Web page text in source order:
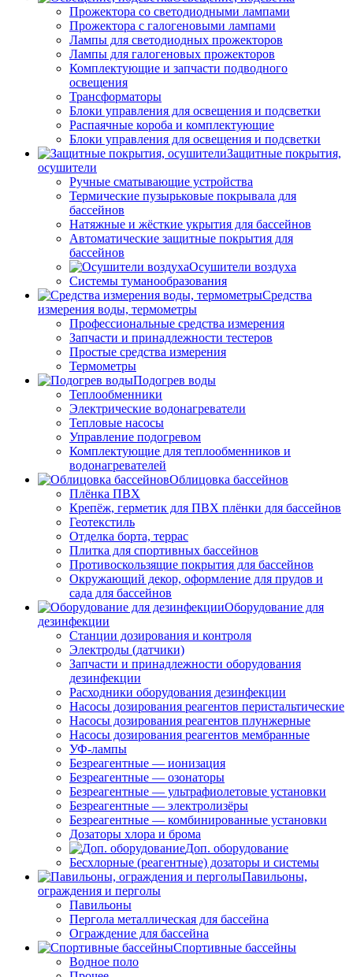
Прожектора со светодиодными лампами
Прожектора с галогеновыми лампами
Лампы для светодиодных прожекторов
Лампы для галогеновых прожекторов
Комплектующие и запчасти подводного
освещения
Трансформаторы
Блоки управления для освещения и подсветки
Распаячные короба и комплектующие
Блоки управления для освещения и подсветки
Защитные покрытия,
осушители
Ручные сматывающие устройства
Термические пузырьковые покрывала для
бассейнов
Натяжные и жёсткие укрытия для бассейнов
Автоматические защитные покрытия для
бассейнов
Осушители воздуха
Системы туманообразования
Средства
измерения воды, термометры
Профессиональные средства измерения
Запчасти и принадлежности тестеров
Простые средства измерения
Термометры
Подогрев воды
Теплообменники
Электрические водонагреватели
Тепловые насосы
Управление подогревом
Комплектующие для теплообменников и
водонагревателей
Облицовка бассейнов
Плёнка ПВХ
Крепёж, герметик для ПВХ плёнки для бассейнов
Геотекстиль
Отделка борта, террас
Плитка для спортивных бассейнов
Противоскользящие покрытия для бассейнов
Окружающий декор, оформление для прудов и
сада для бассейнов
Оборудование для
дезинфекции
Станции дозирования и контроля
Электроды (датчики)
Запчасти и принадлежности оборудования
дезинфекции
Расходники оборудования дезинфекции
Насосы дозирования реагентов перистальтические
Насосы дозирования реагентов плунжерные
Насосы дозирования реагентов мембранные
УФ-лампы
Безреагентные — ионизация
Безреагентные — озонаторы
Безреагентные — ультрафиолетовые установки
Безреагентные — электролизёры
Безреагентные — комбинированные установки
Дозаторы хлора и брома
Доп. оборудование
Бесхлорные (реагентные) дозаторы и системы
Павильоны,
ограждения и перголы
Павильоны
Пергола металлическая для бассейна
Ограждение для бассейна
Спортивные бассейны
Водное поло